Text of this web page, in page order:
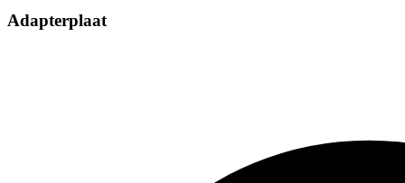
Adapterplaat